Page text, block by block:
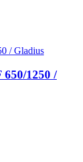
650/1250 /